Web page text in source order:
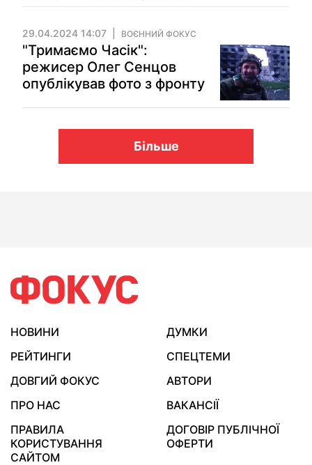
29.04.2024 14:07 ВОЄННИЙ ФОКУС
"Тримаємо Часік":
режисер Олег Сенцов
опублікував фото з фронту
Більше
НОВИНИ
ДУМКИ
РЕЙТИНГИ
СПЕЦТЕМИ
ДОВГИЙ ФОКУС
АВТОРИ
ПРО НАС
ВАКАНСІЇ
ПРАВИЛА
КОРИСТУВАННЯ
САЙТОМ
ДОГОВІР ПУБЛІЧНОЇ
ОФЕРТИ